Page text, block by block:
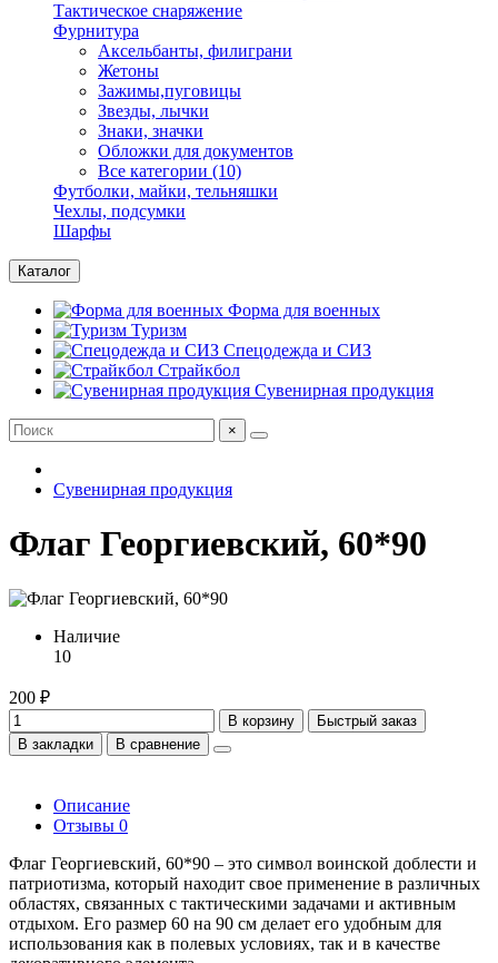
Тактическое снаряжение
Фурнитура
Аксельбанты, филиграни
Жетоны
Зажимы,пуговицы
Звезды, лычки
Знаки, значки
Обложки для документов
Все категории (10)
Футболки, майки, тельняшки
Чехлы, подсумки
Шарфы
Каталог
Форма для военных
Туризм
Спецодежда и СИЗ
Страйкбол
Сувенирная продукция
×
Сувенирная продукция
Флаг Георгиевский, 60*90
Наличие
10
200 ₽
В корзину
Быстрый заказ
В закладки
В сравнение
Описание
Отзывы 0
Флаг Георгиевский, 60*90 – это символ воинской доблести и
патриотизма, который находит свое применение в различных
областях, связанных с тактическими задачами и активным
отдыхом. Его размер 60 на 90 см делает его удобным для
использования как в полевых условиях, так и в качестве